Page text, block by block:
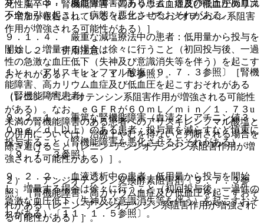
死性脳卒中・腎機能障害・高カリウム血症及び低血圧のリス
ク増加が報告されている（レニン−アンジオテンシン系阻害
作用が増強される可能性がある）］。
１０．２． 併用注意：
１）． アリスキレンフマル酸塩〔９．７．３参照〕［腎機
能障害、高カリウム血症及び低血圧を起こすおそれがある
（レニン−アンジオテンシン系阻害作用が増強される可能性
がある）。なお、ｅＧＦＲが６０ｍＬ／ｍｉｎ／１．７３u
未満の腎機能障害のある患者へのアリスキレンフマル酸塩と
の併用については、治療上やむを得ないと判断される場合を
除き避けること（レニン−アンジオテンシン系阻害作用が増
強される可能性がある）］。
２）． アンジオテンシン変換酵素阻害剤〔９．７．３参
照〕［腎機能障害、高カリウム血症及び低血圧を起こすおそ
れがある（レニン−アンジオテンシン系阻害作用が増強され
る可能性がある）］。
９．１．３． 脳血管障害のある患者：過度の降圧が脳血流
不全を引き起こし、病態を悪化させるおそれがある。
９．１．４． 厳重な減塩療法中の患者：低用量から投与を
開始し、増量する場合は徐々に行うこと（初回投与後、一過
性の急激な血圧低下（失神及び意識消失等を伴う）を起こす
おそれがある）〔１１．１．５参照〕。
（腎機能障害患者）
９．２．１． 重篤な腎機能障害（血清クレアチニン値３．
０ｍｇ／ｄＬ以上）のある患者：投与量を減らすなど慎重に
投与すること（腎機能障害を悪化させるおそれがある）
〔９．７．３参照〕。
９．２．２． 血液透析中の患者：低用量から投与を開始
し、増量する場合は徐々に行うこと（初回投与後、一過性の
急激な血圧低下（失神及び意識消失等を伴う）を起こすおそ
れがある）〔１１．１．５参照〕。